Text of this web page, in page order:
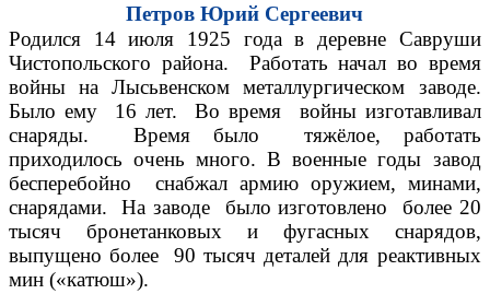
Петров Юрий Сергеевич
Родился 14 июля 1925 года в деревне Савруши
Чистопольского района. Работать начал во время
войны на Лысьвенском металлургическом заводе.
Было ему 16 лет. Во время войны изготавливал
снаряды. Время было тяжёлое, работать
приходилось очень много. В военные годы завод
бесперебойно снабжал армию оружием, минами,
снарядами. На заводе было изготовлено более 20
тысяч бронетанковых и фугасных снарядов,
выпущено более 90 тысяч деталей для реактивных
мин («катюш»).